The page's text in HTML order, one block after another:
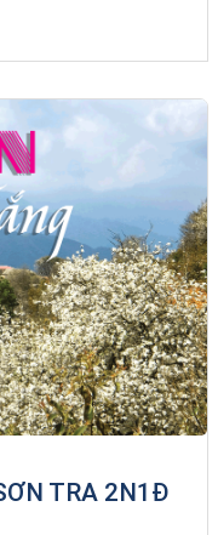
TRA 2N1Đ